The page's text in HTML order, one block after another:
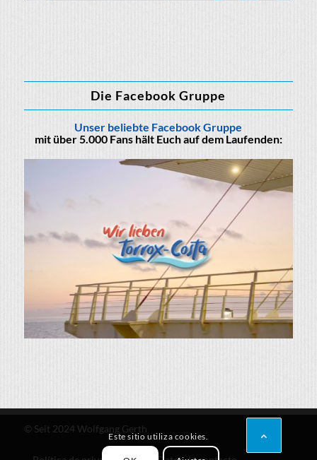
Die Facebook Gruppe
Unser beliebte Facebook Gruppe
mit über 5.000 Fans hält Euch auf dem Laufenden:
© Seit 2024 Wolfgang Gerth
Este sitio utiliza cookies.